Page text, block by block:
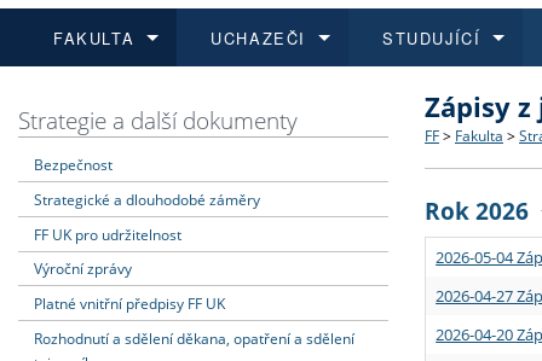
FAKULTA
Dozvědět se více
Struktura
Strategie
Podpora
UCHAZEČI
Podat přihlášku
Co
Učitelské
STUDUJÍCÍ
Dozvědět se více
Rigorózní
Dozvědět se více
O vědě a
Granty a
Dozvědět se více
Aktuální
Strategie a další dokumenty
Bezpečnost
Strategické a dlouhodobé záměry
FF UK pro udržitelnost
Výroční zprávy
Platné vnitřní předpisy FF UK
Rozhodnutí a sdělení děkana, opatření a sdělení
Zápisy
FF > Fakulta >
Rok 2026
2026-05-04
2026-04-27
2026-04-20